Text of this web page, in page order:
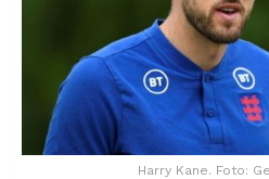
Harry Kane. Foto: